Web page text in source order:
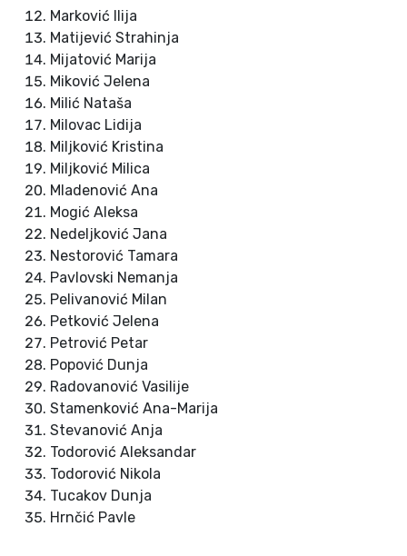
Marković Ilija
Matijević Strahinja
Mijatović Marija
Miković Jelena
Milić Nataša
Milovac Lidija
Miljković Kristina
Miljković Milica
Mladenović Ana
Mogić Aleksa
Nedeljković Jana
Nestorović Tamara
Pavlovski Nemanja
Pelivanović Milan
Petković Jelena
Petrović Petar
Popović Dunja
Radovanović Vasilije
Stamenković Ana-Marija
Stevanović Anja
Todorović Aleksandar
Todorović Nikola
Tucakov Dunja
Hrnčić Pavle